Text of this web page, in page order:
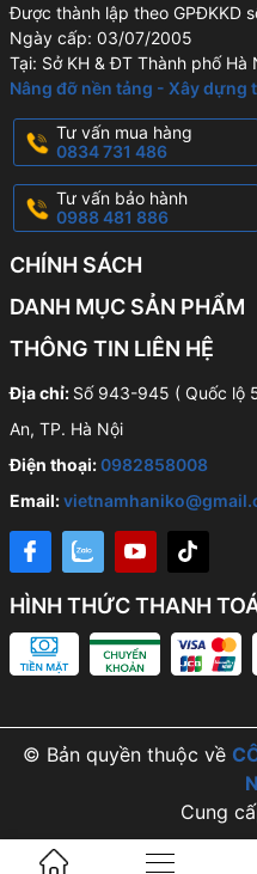
Được thành lập theo GPĐKKD
Ngày cấp: 03/07/2005
Tại: Sở KH & ĐT Thành phố Hà
Nâng đỡ nền tảng - Xây dựng
Tư vấn mua hàng
0834 731 486
Tư vấn bảo hành
0988 481 886
CHÍNH SÁCH
DANH MỤC SẢN PHẨM
THÔNG TIN LIÊN HỆ
Địa chỉ: Số 943-945 ( Quốc lộ
An, TP. Hà Nội
Điện thoại:0982858008
Email:
HÌNH THỨC THANH
© Bản quyền thuộc về
Cung